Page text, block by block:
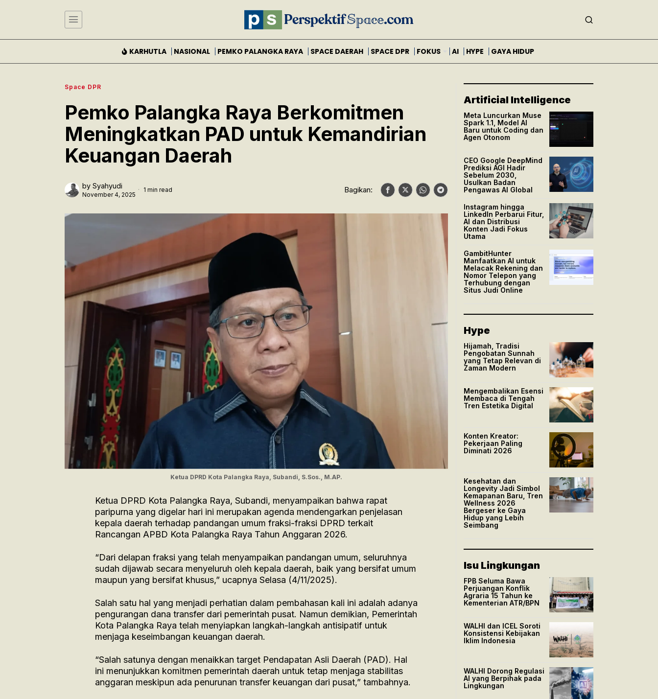
KARHUTLA NASIONAL PEMKO PALANGKA RAYA SPACE DAERAH SPACE DPR FOKUS AI HYPE GAYA HIDUP
Space DPR
Pemko Palangka Raya Berkomitmen
Meningkatkan PAD untuk Kemandirian
Keuangan Daerah
by Syahyudi
November 4, 2025
1 min read Bagikan:
Ketua DPRD Kota Palangka Raya, Subandi, S.Sos., M.AP.
Ketua DPRD Kota Palangka Raya, Subandi, menyampaikan bahwa rapat
paripurna yang digelar hari ini merupakan agenda mendengarkan penjelasan
kepala daerah terhadap pandangan umum fraksi-fraksi DPRD terkait
Rancangan APBD Kota Palangka Raya Tahun Anggaran 2026.
“Dari delapan fraksi yang telah menyampaikan pandangan umum, seluruhnya
sudah dijawab secara menyeluruh oleh kepala daerah, baik yang bersifat umum
maupun yang bersifat khusus,” ucapnya Selasa (4/11/2025).
Salah satu hal yang menjadi perhatian dalam pembahasan kali ini adalah adanya
pengurangan dana transfer dari pemerintah pusat. Namun demikian, Pemerintah
Kota Palangka Raya telah menyiapkan langkah-langkah antisipatif untuk
menjaga keseimbangan keuangan daerah.
“Salah satunya dengan menaikkan target Pendapatan Asli Daerah (PAD). Hal
ini menunjukkan komitmen pemerintah daerah untuk tetap menjaga stabilitas
anggaran meskipun ada penurunan transfer keuangan dari pusat,” tambahnya.
Artificial Intelligence
Meta Luncurkan Muse
Spark 1.1, Model AI
Baru untuk Coding dan
Agen Otonom
CEO Google DeepMind
Prediksi AGI Hadir
Sebelum 2030,
Usulkan Badan
Pengawas AI Global
Instagram hingga
LinkedIn Perbarui Fitur,
AI dan Distribusi
Konten Jadi Fokus
Utama
GambitHunter
Manfaatkan AI untuk
Melacak Rekening dan
Nomor Telepon yang
Terhubung dengan
Situs Judi Online
Hype
Hijamah, Tradisi
Pengobatan Sunnah
yang Tetap Relevan di
Zaman Modern
Mengembalikan Esensi
Membaca di Tengah
Tren Estetika Digital
Konten Kreator:
Pekerjaan Paling
Diminati 2026
Kesehatan dan
Longevity Jadi Simbol
Kemapanan Baru, Tren
Wellness 2026
Bergeser ke Gaya
Hidup yang Lebih
Seimbang
Isu Lingkungan
FPB Seluma Bawa
Perjuangan Konflik
Agraria 15 Tahun ke
Kementerian ATR/BPN
WALHI dan ICEL Soroti
Konsistensi Kebijakan
Iklim Indonesia
WALHI Dorong Regulasi
AI yang Berpihak pada
Lingkungan